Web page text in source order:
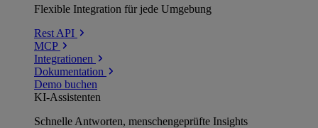
Flexible Integration für jede Umgebung
Rest API
MCP
Integrationen
Dokumentation
Demo buchen
KI-Assistenten
Schnelle Antworten, menschengeprüfte Insights